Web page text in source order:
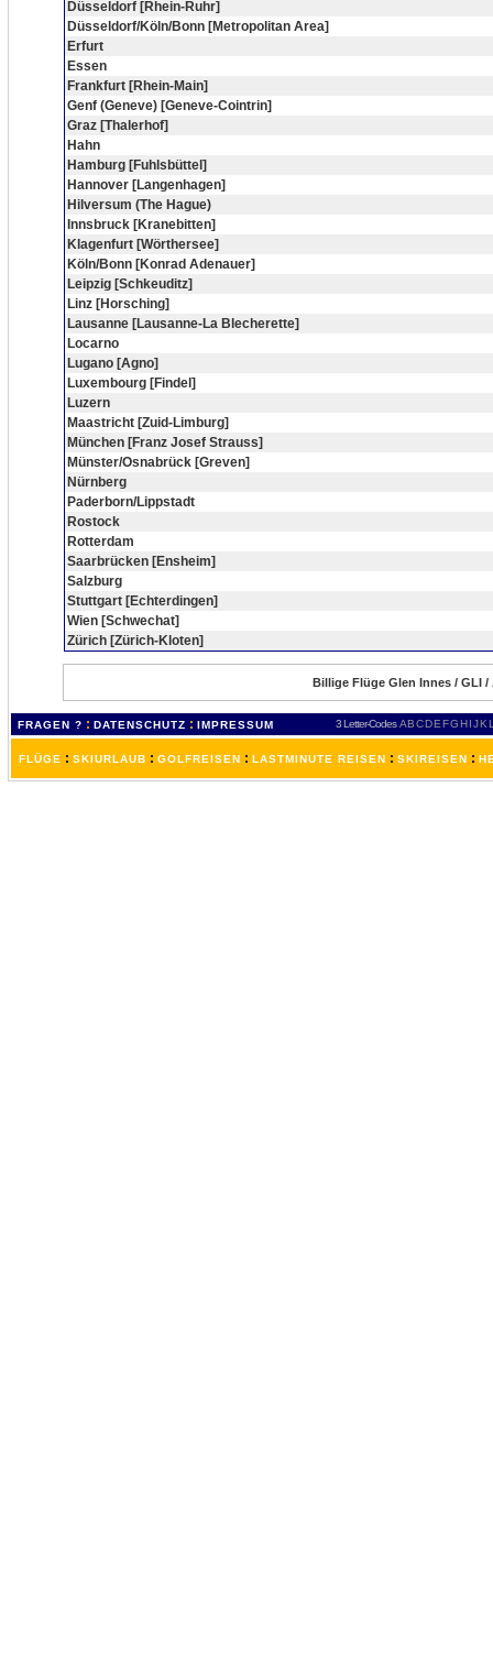
Düsseldorf [Rhein-Ruhr]
Düsseldorf/Köln/Bonn [Metropolitan Area]
Erfurt
Essen
Frankfurt [Rhein-Main]
Genf (Geneve) [Geneve-Cointrin]
Graz [Thalerhof]
Hahn
Hamburg [Fuhlsbüttel]
Hannover [Langenhagen]
Hilversum (The Hague)
Innsbruck [Kranebitten]
Klagenfurt [Wörthersee]
Köln/Bonn [Konrad Adenauer]
Leipzig [Schkeuditz]
Linz [Horsching]
Lausanne [Lausanne-La Blecherette]
Locarno
Lugano [Agno]
Luxembourg [Findel]
Luzern
Maastricht [Zuid-Limburg]
München [Franz Josef Strauss]
Münster/Osnabrück [Greven]
Nürnberg
Paderborn/Lippstadt
Rostock
Rotterdam
Saarbrücken [Ensheim]
Salzburg
Stuttgart [Echterdingen]
Wien [Schwechat]
Zürich [Zürich-Kloten]
Billige Flüge Glen Innes / GLI
FRAGEN ? : DATENSCHUTZ : IMPRESSUM 3 Letter-Codes ABCDEFGH IJKL
FLÜGE : SKIURLAUB : GOLFREISEN : LASTMINUTE REISEN : SKIREISEN :